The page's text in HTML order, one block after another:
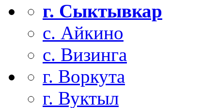
г. Сыктывкар
с. Айкино
с. Визинга
г. Воркута
г. Вуктыл